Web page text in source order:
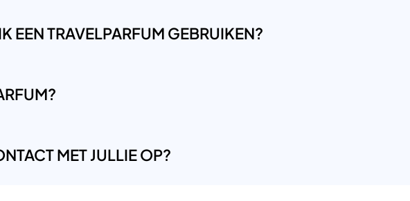
EEN TRAVELPARFUM GEBRUIKEN?
MET JULLIE OP?